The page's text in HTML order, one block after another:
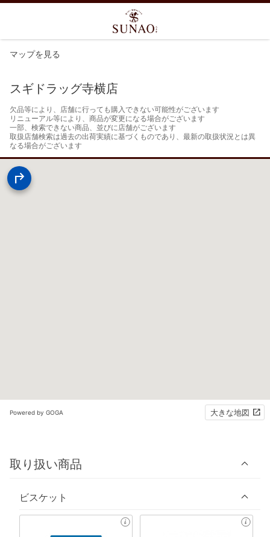
マップを見る
スギドラッグ寺横店
欠品等により、店舗に行っても購入できない可能性がございます
リニューアル等により、商品が変更になる場合がございます
一部、検索できない商品、並びに店舗がございます
取扱店舗検索は過去の出荷実績に基づくものであり、最新の取扱状況とは異
なる場合がございます
Powered by GOGA 大きな地図
取り扱い商品
ビスケット